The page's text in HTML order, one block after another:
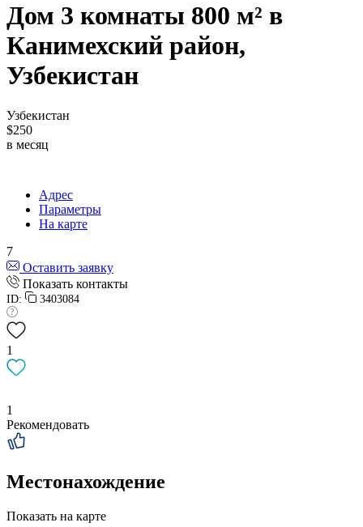
Дом 3 комнаты 800 м² в
Канимехский район,
Узбекистан
Узбекистан
$250
в месяц
Адрес
Параметры
На карте
7
Оставить заявку
Показать контакты
ID: 3403084
1
1
Рекомендовать
Местонахождение
Показать на карте